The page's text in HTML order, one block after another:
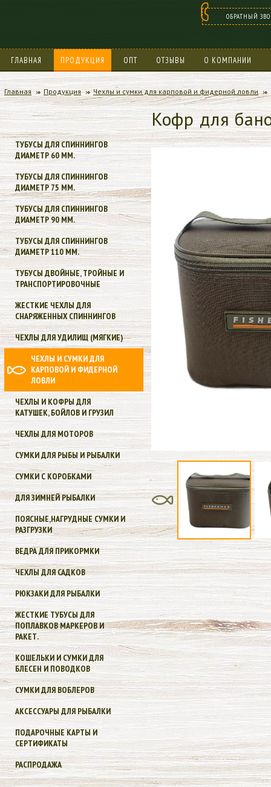
ОБРАТНЫЙ
ГЛАВНАЯ ПРОДУКЦИЯ ОПТ ОТЗЫВЫ О КОМПАНИИ
БОНУСНАЯ ПРОГРАММА
Главная Продукция Чехлы и сумки для карповой и фидерной ловли
ТУБУСЫ ДЛЯ СПИННИНГОВ
ДИАМЕТР 60 ММ.
ТУБУСЫ ДЛЯ СПИННИНГОВ
ДИАМЕТР 75 ММ.
ТУБУСЫ ДЛЯ СПИННИНГОВ
ДИАМЕТР 90 ММ.
ТУБУСЫ ДЛЯ СПИННИНГОВ
ДИАМЕТР 110 ММ.
ТУБУСЫ ДВОЙНЫЕ, ТРОЙНЫЕ И
ТРАНСПОРТИРОВОЧНЫЕ
ЖЕСТКИЕ ЧЕХЛЫ ДЛЯ
СНАРЯЖЕННЫХ СПИННИНГОВ
ЧЕХЛЫ ДЛЯ УДИЛИЩ (МЯГКИЕ)
ЧЕХЛЫ И СУМКИ ДЛЯ
КАРПОВОЙ И ФИДЕРНОЙ
ЛОВЛИ
ЧЕХЛЫ И КОФРЫ ДЛЯ
КАТУШЕК, БОЙЛОВ И ГРУЗИЛ
ЧЕХЛЫ ДЛЯ МОТОРОВ
СУМКИ ДЛЯ РЫБЫ И РЫБАЛКИ
СУМКИ С КОРОБКАМИ
ДЛЯ ЗИМНЕЙ РЫБАЛКИ
ПОЯСНЫЕ,НАГРУДНЫЕ СУМКИ И
РАЗГРУЗКИ
ВЕДРА ДЛЯ ПРИКОРМКИ
ЧЕХЛЫ ДЛЯ САДКОВ
РЮКЗАКИ ДЛЯ РЫБАЛКИ
ЖЕСТКИЕ ТУБУСЫ ДЛЯ
ПОПЛАВКОВ МАРКЕРОВ И
РАКЕТ.
КОШЕЛЬКИ И СУМКИ ДЛЯ
БЛЕСЕН И ПОВОДКОВ
СУМКИ ДЛЯ ВОБЛЕРОВ
АКСЕССУАРЫ ДЛЯ РЫБАЛКИ
ПОДАРОЧНЫЕ КАРТЫ И
СЕРТИФИКАТЫ
РАСПРОДАЖА
Кофр для